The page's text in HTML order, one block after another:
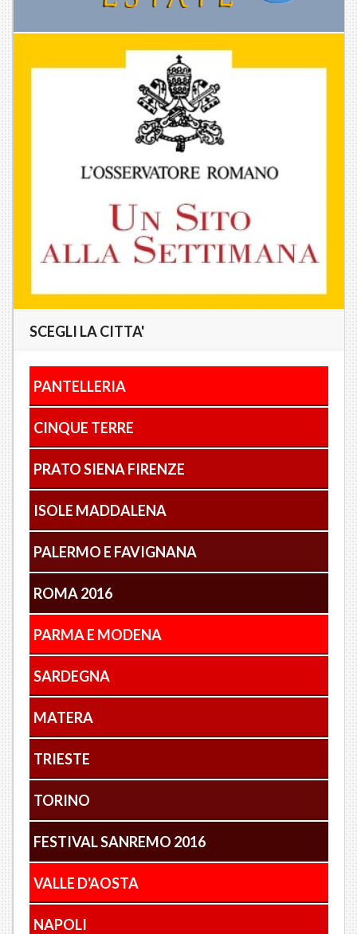
SCEGLI LA CITTA'
PANTELLERIA
CINQUE TERRE
PRATO SIENA FIRENZE
ISOLE MADDALENA
PALERMO E FAVIGNANA
ROMA 2016
PARMA E MODENA
SARDEGNA
MATERA
TRIESTE
TORINO
FESTIVAL SANREMO 2016
VALLE D'AOSTA
NAPOLI